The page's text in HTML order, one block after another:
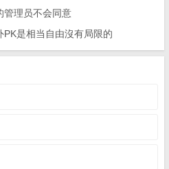
管理员不会同意
是相当自由沒有局限的